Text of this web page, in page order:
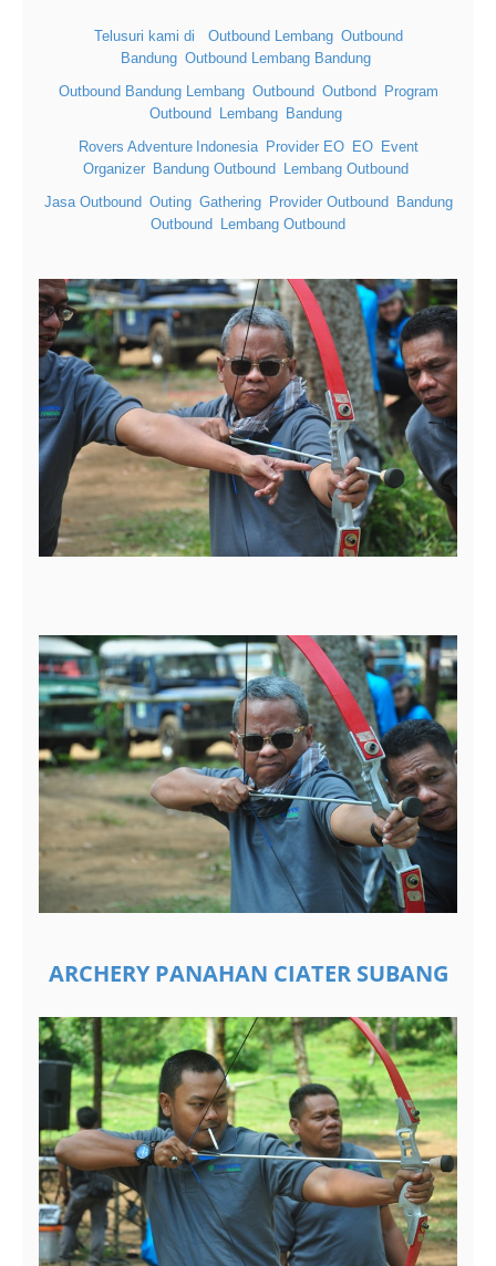
Telusuri kami di Outbound Lembang, Outbound
Bandung Outbound Lembang Bandung
Outbound Bandung Lembang, Outbound, Outbond, Program
Outbound
Lembang Bandung
Rovers Adventure Indonesia, Provider EO, EO, Event
Organizer Bandung Outbound Lembang Outbound
Jasa Outbound, Outing, Gathering, Provider Outbound, Bandung
Outbound
Lembang Outbound
ARCHERY PANAHAN CIATER SUBANG